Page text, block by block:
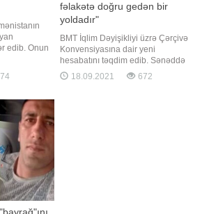
edib. Onun
onunla
və xüsusən
fəlakətə doğru gedən bir
yoldadır"
BMT İqlim Dəyişikliyi üzrə Çərçivə
Konvensiyasına dair yeni
hesabatını təqdim edib. Sənəddə
dünya ölkələrinin Paris
anlaşmalarına uyğun olaraq, qlobal
18.09.2021 672